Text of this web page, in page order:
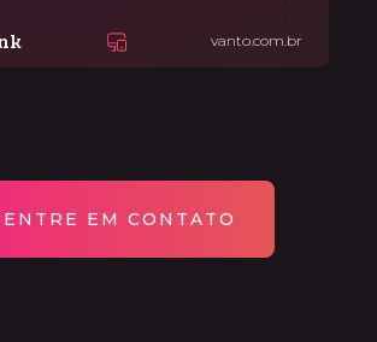
vanto.com.br
ENTRE EM CONTATO